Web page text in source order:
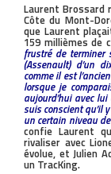
Laurent Brossard
Côte du Mont-
que Laurent
159 millièmes de
frustré de terminer
(Assenault) d’un
comme il est
lorsque je
aujourd’hui avec
suis conscient qu’il
un certain niveau
confie Laurent
rivaliser avec
évolue, et Julien
un TracKing.